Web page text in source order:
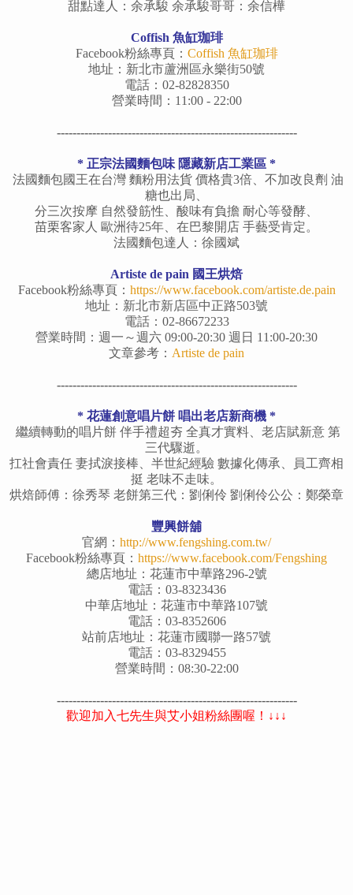
甜點達人：余承駿 余承駿哥哥： 余信樺
Coffish 魚缸珈琲
Facebook粉絲專頁： Coffish 魚缸珈琲
地址：新北市蘆洲區永樂街50號
電話：02-82828350
營業時間：11:00 - 22:00
-------------------------------------------------------------
* 正宗法國麵包味 隱藏新店工業區 *
法國麵包國王在台灣 麵粉用法貨 價格貴3倍、不加改良劑 油
糖也出局、
分三次按摩 自然發筋性、酸味有負擔 耐心等發酵、
苗栗客家人 歐洲待25年、在巴黎開店 手藝受肯定。
法國麵包達人：徐國斌
Artiste de pain 國王烘焙
Facebook粉絲專頁： https://www.facebook.com/artiste.de.pain
地址：新北市新店區中正路503號
電話：02-86672233
營業時間：週一～週六 09:00-20:30 週日 11:00-20:30
文章參考： Artiste de pain
-------------------------------------------------------------
* 花蓮創意唱片餅 唱出老店新商機 *
繼續轉動的唱片餅 伴手禮超夯 全真才實料、老店賦新意 第
三代驟逝。
扛社會責任 妻拭淚接棒、半世紀經驗 數據化傳承、員工齊相
挺 老味不走味。
烘焙師傅：徐秀琴 老餅第三代：劉俐伶 劉俐伶公公：鄭榮章
豐興餅舖
官網： http://www.fengshing.com.tw/
Facebook粉絲專頁： https://www.facebook.com/Fengshing
總店地址：花蓮市中華路296-2號
電話：03-8323436
中華店地址：花蓮市中華路107號
電話：03-8352606
站前店地址：花蓮市國聯一路57號
電話：03-8329455
營業時間：08:30-22:00
-------------------------------------------------------------
歡迎加入七先生與艾小姐粉絲團喔！↓↓↓